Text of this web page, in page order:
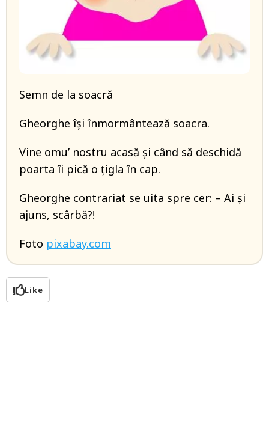
Semn de la soacră
Gheorghe își înmormântează soacra.
Vine omu’ nostru acasă și când să deschidă
poarta îi pică o țigla în cap.
Gheorghe contrariat se uita spre cer: – Ai și
ajuns, scârbă?!
Foto pixabay.com
Like